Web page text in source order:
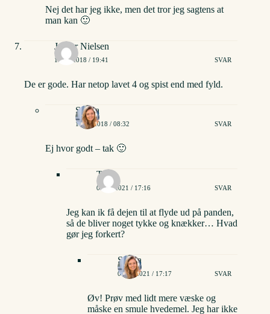
Nej det har jeg ikke, men det tror jeg sagtens at
man kan 🙂
Jesper Nielsen
10/02/2018 / 19:41 SVAR
De er gode. Har netop lavet 4 og spist end med fyld.
Stinna
12/02/2018 / 08:32 SVAR
Ej hvor godt – tak 🙂
Tine
04/01/2021 / 17:16 SVAR
Jeg kan ik få dejen til at flyde ud på panden,
så de bliver noget tykke og knækker… Hvad
gør jeg forkert?
Stinna
04/01/2021 / 17:17 SVAR
Øv! Prøv med lidt mere væske og
måske en smule hvedemel. Jeg har ikke